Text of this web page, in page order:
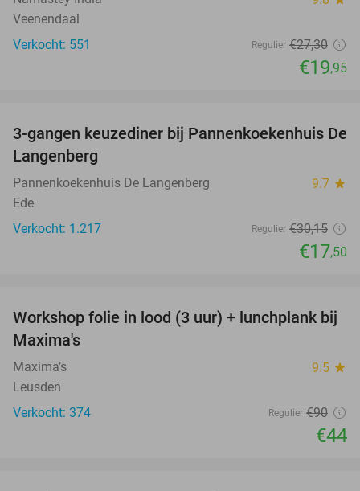
Veenendaal
Verkocht: 551
Regulier €27,30
€19,95
42%
3-gangen keuzediner bij Pannenkoekenhuis De
Langenberg
Pannenkoekenhuis De Langenberg 9.7 star
Ede
Verkocht: 1.217
Regulier €30,15
€17,50
51%
Workshop folie in lood (3 uur) + lunchplank bij
Maxima's
Maxima’s 9.5 star
Leusden
Verkocht: 374
Regulier €90
€44